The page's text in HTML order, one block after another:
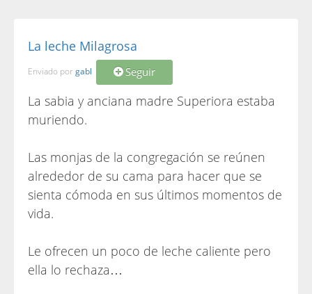
La leche Milagrosa
Enviado por gabl Seguir
La sabia y anciana madre Superiora estaba
muriendo.
Las monjas de la congregación se reúnen
alrededor de su cama para hacer que se
sienta cómoda en sus últimos momentos de
vida.
Le ofrecen un poco de leche caliente pero
ella lo rechaza…